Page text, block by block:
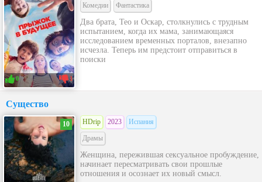
0 1
Комедии
Фантастика
Два брата, Тео и Оскар, столкнулись с трудным
испытанием, когда их мама, занимающаяся
исследованием временных порталов, внезапно
исчезла. Теперь им предстоит отправиться в
поиски
Существо
10 HDrip 2023
Испания
Драмы
Женщина, пережившая сексуальное пробуждение,
начинает пересматривать свои прошлые
отношения и осознает их новый смысл.